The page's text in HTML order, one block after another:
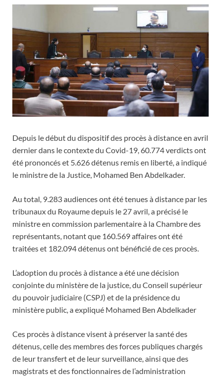
Depuis le début du dispositif des procès à distance en avril
dernier dans le contexte du Covid-19, 60.774 verdicts ont
été prononcés et 5.626 détenus remis en liberté, a indiqué
le ministre de la Justice, Mohamed Ben Abdelkader.
Au total, 9.283 audiences ont été tenues à distance par les
tribunaux du Royaume depuis le 27 avril, a précisé le
ministre en commission parlementaire à la Chambre des
représentants, notant que 160.569 affaires ont été
traitées et 182.094 détenus ont bénéficié de ces procès.
L’adoption du procès à distance a été une décision
conjointe du ministère de la justice, du Conseil supérieur
du pouvoir judiciaire (CSPJ) et de la présidence du
ministère public, a expliqué Mohamed Ben Abdelkader
Ces procès à distance visent à préserver la santé des
détenus, celle des membres des forces publiques chargés
de leur transfert et de leur surveillance, ainsi que des
magistrats et des fonctionnaires de l’administration